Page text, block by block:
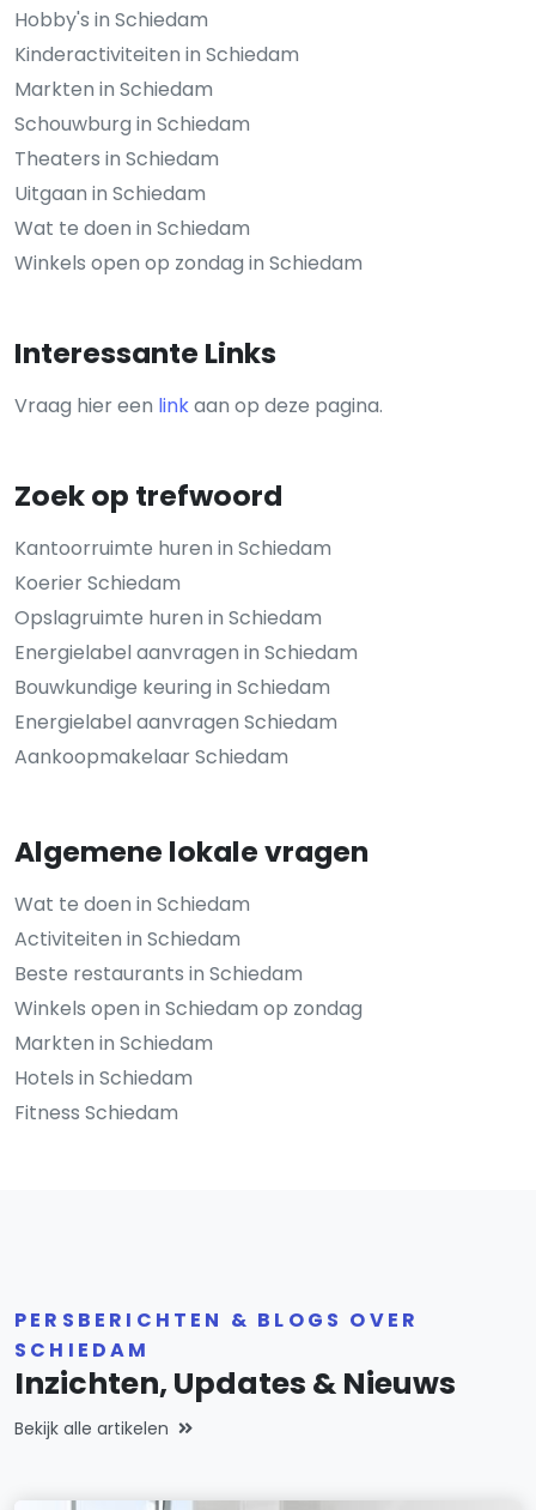
Hobby's in Schiedam
Kinderactiviteiten in Schiedam
Markten in Schiedam
Schouwburg in Schiedam
Theaters in Schiedam
Uitgaan in Schiedam
Wat te doen in Schiedam
Winkels open op zondag in Schiedam
Interessante Links
Vraag hier een linkaan op deze pagina.
Zoek op trefwoord
Kantoorruimte huren in Schiedam
Koerier Schiedam
Opslagruimte huren in Schiedam
Energielabel aanvragen in Schiedam
Bouwkundige keuring in Schiedam
Energielabel aanvragen Schiedam
Aankoopmakelaar Schiedam
Algemene lokale vragen
Wat te doen in Schiedam
Activiteiten in Schiedam
Beste restaurants in Schiedam
Winkels open in Schiedam op zondag
Markten in Schiedam
Hotels in Schiedam
Fitness Schiedam
PERSBERICHTEN & BLOGS OVER
SCHIEDAM
Inzichten, Updates & Nieuws
Bekijk alle artikelen